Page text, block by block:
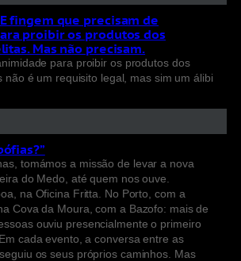
fingem que precisam de
proibir os produtos dos
Mas não precisam.
para proibir os produtos dos
não é um requisito legal, mas sim um álibi
tomámos a missão de levar a nova
do Medo, até quem nos ouve.
na Oficina Fritta. No Porto, com a
Cova da Moura, com a Bazofo: mais de
ouviu presencialmente o primeiro
cada evento, a conversa entre as
os seus próprios caminhos. Mas